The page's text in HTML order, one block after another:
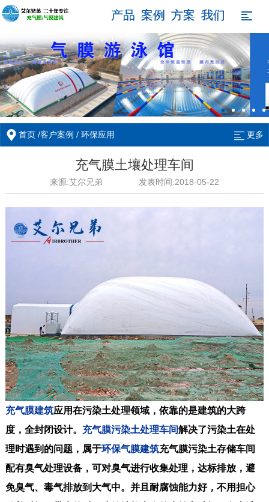
产品 案例 方案 我们 
首页 /客户案例 /环保应用 更多
充气膜土壤处理车间
来源:艾尔兄弟 发表时间:2018-05-22
充气膜建筑应用在污染土处理领域，依靠的是建筑的大跨
度，全封闭设计。 充气膜污染土处理车间解决了污染土在处
理时遇到的问题，属于环保气膜建筑充气膜污染土存储车间
配有臭气处理设备，可对臭气进行收集处理，达标排放，避
免臭气、毒气排放到大气中。并且耐腐蚀能力好，不用担心